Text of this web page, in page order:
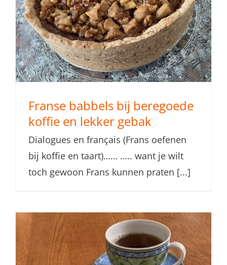
Franse babbels bij beregoede
koffie en lekker gebak
Dialogues en français (Frans oefenen
bij koffie en taart)…… ….. want je wilt
toch gewoon Frans kunnen praten [...]